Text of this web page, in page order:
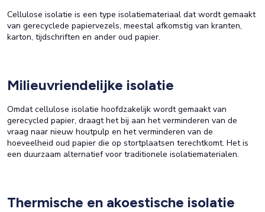
Cellulose isolatie is een type isolatiemateriaal dat wordt gemaakt
van gerecyclede papiervezels, meestal afkomstig van kranten,
karton, tijdschriften en ander oud papier.
Milieuvriendelijke isolatie
Omdat cellulose isolatie hoofdzakelijk wordt gemaakt van
gerecycled papier, draagt het bij aan het verminderen van de
vraag naar nieuw houtpulp en het verminderen van de
hoeveelheid oud papier die op stortplaatsen terechtkomt. Het is
een duurzaam alternatief voor traditionele isolatiematerialen.
Thermische en akoestische isolatie